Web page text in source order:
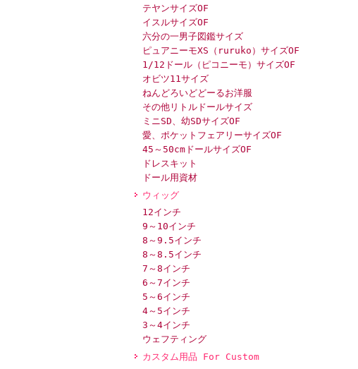
テヤンサイズOF
イスルサイズOF
六分の一男子図鑑サイズ
ピュアニーモXS（ruruko）サイズOF
1/12ドール（ピコニーモ）サイズOF
オビツ11サイズ
ねんどろいどどーるお洋服
その他リトルドールサイズ
ミニSD、幼SDサイズOF
愛、ポケットフェアリーサイズOF
45～50cmドールサイズOF
ドレスキット
ドール用資材
ウィッグ
12インチ
9～10インチ
8～9.5インチ
8～8.5インチ
7～8インチ
6～7インチ
5～6インチ
4～5インチ
3～4インチ
ウェフティング
カスタム用品 For Custom